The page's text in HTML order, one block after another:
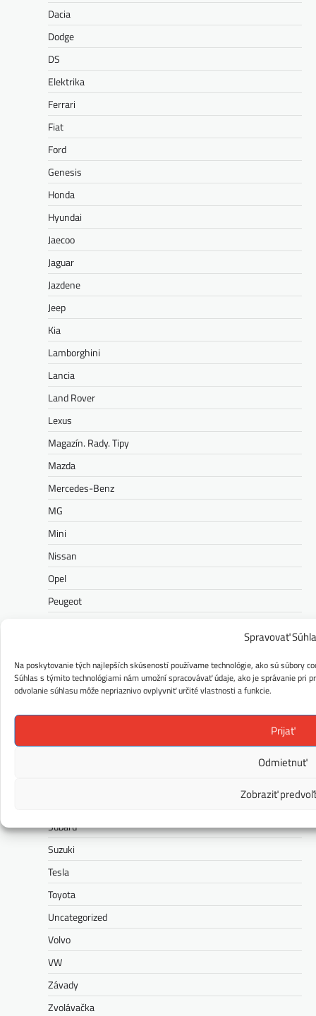
Spravovať
Na poskytovanie tých najlepších skúseností používame technológie, ako sú súbory
Súhlas s týmito technológiami nám umožní spracovávať údaje, ako je správanie pri
odvolanie súhlasu môže nepriaznivo ovplyvniť určité vlastnosti a funkcie.
Prijať
Odmietnuť
Zobraziť
Dacia
Dodge
DS
Elektrika
Ferrari
Fiat
Ford
Genesis
Honda
Hyundai
Jaecoo
Jaguar
Jazdene
Jeep
Kia
Lamborghini
Lancia
Land Rover
Lexus
Magazín. Rady. Tipy
Mazda
Mercedes-Benz
MG
Mini
Nissan
Opel
Peugeot
Ram
Range Rover
Renault
Subaru
Suzuki
Tesla
Toyota
Uncategorized
Volvo
VW
Závady
Zvolávačka